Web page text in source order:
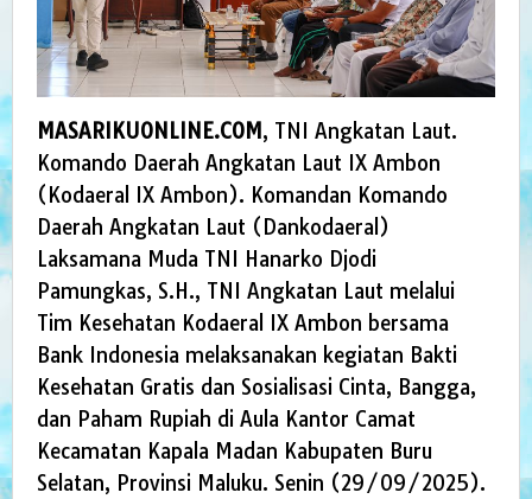
MASARIKUONLINE.COM, TNI Angkatan Laut.
Komando Daerah Angkatan Laut IX Ambon
(Kodaeral IX Ambon). Komandan Komando
Daerah Angkatan Laut (Dankodaeral)
Laksamana Muda TNI Hanarko Djodi
Pamungkas, S.H., TNI Angkatan Laut melalui
Tim Kesehatan Kodaeral IX Ambon bersama
Bank Indonesia melaksanakan kegiatan Bakti
Kesehatan Gratis dan Sosialisasi Cinta, Bangga,
dan Paham Rupiah di Aula Kantor Camat
Kecamatan Kapala Madan Kabupaten Buru
Selatan, Provinsi Maluku. Senin (29/09/2025).